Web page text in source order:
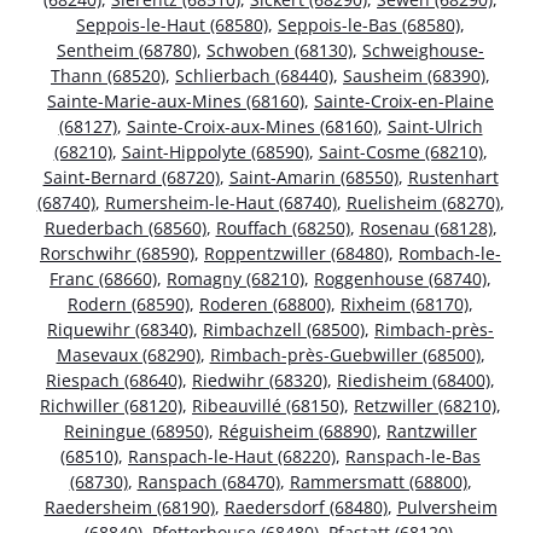
Seppois-le-Haut (68580), Seppois-le-Bas (68580),
Sentheim (68780), Schwoben (68130), Schweighouse-
Thann (68520), Schlierbach (68440), Sausheim (68390),
Sainte-Marie-aux-Mines (68160), Sainte-Croix-en-Plaine
(68127), Sainte-Croix-aux-Mines (68160), Saint-Ulrich
(68210), Saint-Hippolyte (68590), Saint-Cosme (68210),
Saint-Bernard (68720), Saint-Amarin (68550), Rustenhart
(68740), Rumersheim-le-Haut (68740), Ruelisheim (68270),
Ruederbach (68560), Rouffach (68250), Rosenau (68128),
Rorschwihr (68590), Roppentzwiller (68480), Rombach-le-
Franc (68660), Romagny (68210), Roggenhouse (68740),
Rodern (68590), Roderen (68800), Rixheim (68170),
Riquewihr (68340), Rimbachzell (68500), Rimbach-près-
Masevaux (68290), Rimbach-près-Guebwiller (68500),
Riespach (68640), Riedwihr (68320), Riedisheim (68400),
Richwiller (68120), Ribeauvillé (68150), Retzwiller (68210),
Reiningue (68950), Réguisheim (68890), Rantzwiller
(68510), Ranspach-le-Haut (68220), Ranspach-le-Bas
(68730), Ranspach (68470), Rammersmatt (68800),
Raedersheim (68190), Raedersdorf (68480), Pulversheim